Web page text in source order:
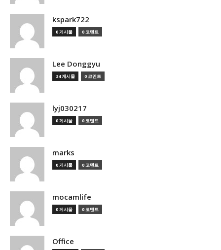
kspark722
0 게시물 0 코멘트
Lee Donggyu
34 게시물 0 코멘트
lyj030217
0 게시물 0 코멘트
marks
0 게시물 0 코멘트
mocamlife
0 게시물 0 코멘트
Office